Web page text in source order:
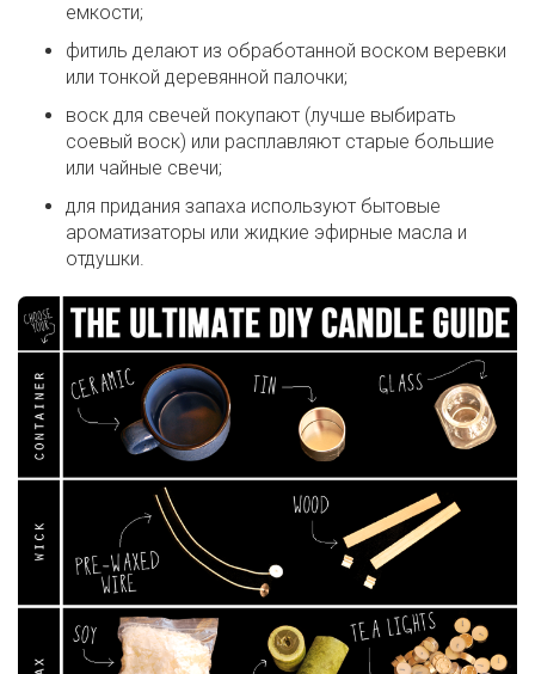
емкости;
фитиль делают из обработанной воском веревки
или тонкой деревянной палочки;
воск для свечей покупают (лучше выбирать
соевый воск) или расплавляют старые большие
или чайные свечи;
для придания запаха используют бытовые
ароматизаторы или жидкие эфирные масла и
отдушки.